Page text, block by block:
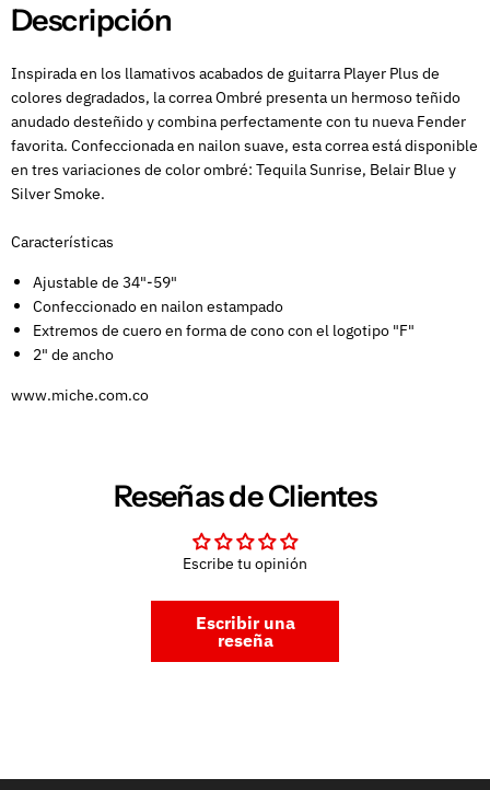
Descripción
Inspirada en los llamativos acabados de guitarra Player Plus de
colores degradados, la correa Ombré presenta un hermoso teñido
anudado desteñido y combina perfectamente con tu nueva Fender
favorita. Confeccionada en nailon suave, esta correa está disponible
en tres variaciones de color ombré: Tequila Sunrise, Belair Blue y
Silver Smoke.
Características
Ajustable de 34"-59"
Confeccionado en nailon estampado
Extremos de cuero en forma de cono con el logotipo "F"
2" de ancho
www.miche.com.co
Reseñas de Clientes
Escribe tu opinión
Escribir una
reseña